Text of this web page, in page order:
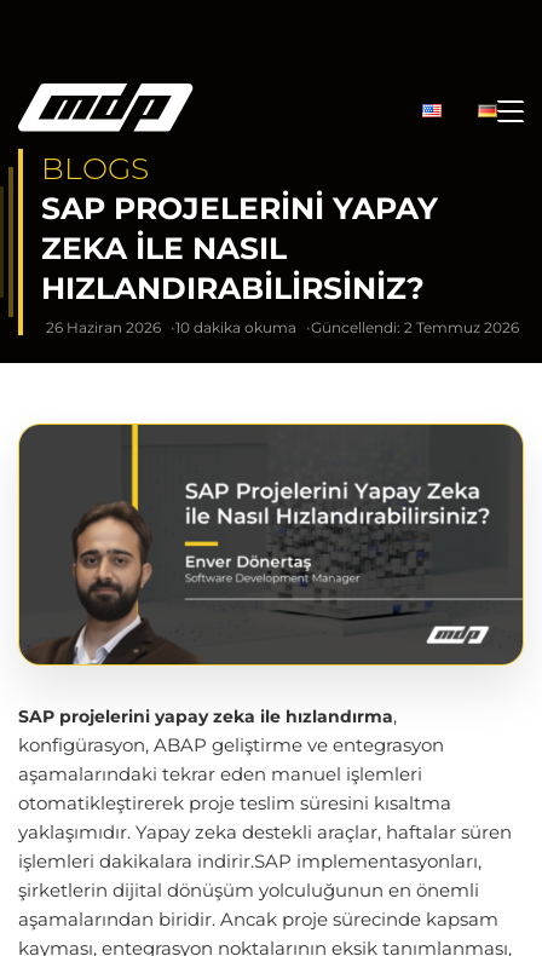
BLOGS
SAP PROJELERINI YAPAY
ZEKA ILE NASIL
HIZLANDIRABILIRSINIZ?
26 Haziran 2026 10 dakika okuma Güncellendi: 2 Temmuz 2026
SAP projelerini yapay zeka ile hızlandırma,
konfigürasyon, ABAP geliştirme ve entegrasyon
aşamalarındaki tekrar eden manuel işlemleri
otomatikleştirerek proje teslim süresini kısaltma
yaklaşımıdır. Yapay zeka destekli araçlar, haftalar süren
işlemleri dakikalara indirir.SAP implementasyonları,
şirketlerin dijital dönüşüm yolculuğunun en önemli
aşamalarından biridir. Ancak proje sürecinde kapsam
kayması, entegrasyon noktalarının eksik tanımlanması,